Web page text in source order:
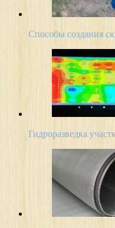
Способы создания
Гидроразведка